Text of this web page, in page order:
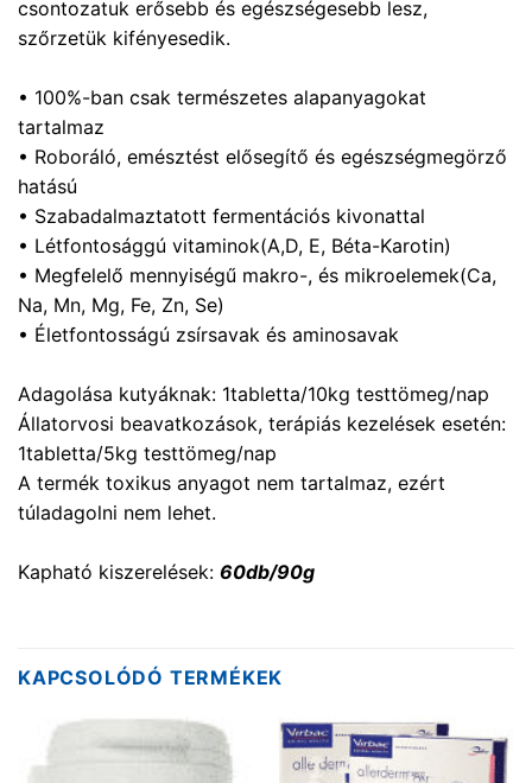
csontozatuk erősebb és egészségesebb lesz,
szőrzetük kifényesedik.
• 100%-ban csak természetes alapanyagokat
tartalmaz
• Roboráló, emésztést elősegítő és egészségmegörző
hatású
• Szabadalmaztatott fermentációs kivonattal
• Létfontosággú vitaminok(A,D, E, Béta-Karotin)
• Megfelelő mennyiségű makro-, és mikroelemek(Ca,
Na, Mn, Mg, Fe, Zn, Se)
• Életfontosságú zsírsavak és aminosavak
Adagolása kutyáknak: 1tabletta/10kg testtömeg/nap
Állatorvosi beavatkozások, terápiás kezelések esetén:
1tabletta/5kg testtömeg/nap
A termék toxikus anyagot nem tartalmaz, ezért
túladagolni nem lehet.
Kapható kiszerelések: 60db/90g
KAPCSOLÓDÓ TERMÉKEK